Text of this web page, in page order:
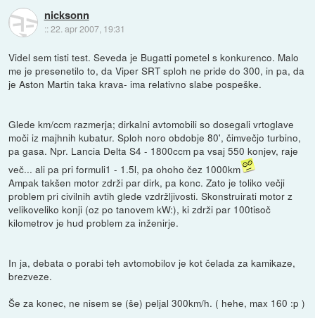
nicksonn
::22. apr 2007, 19:31
Videl sem tisti test. Seveda je Bugatti pometel s konkurenco. Malo
me je presenetilo to, da Viper SRT sploh ne pride do 300, in pa, da
je Aston Martin taka krava- ima relativno slabe pospeške.
Glede km/ccm razmerja; dirkalni avtomobili so dosegali vrtoglave
moči iz majhnih kubatur. Sploh noro obdobje 80', čimvečjo turbino,
pa gasa. Npr. Lancia Delta S4 - 1800ccm pa vsaj 550 konjev, raje
več... ali pa pri formuli1 - 1.5l, pa ohoho čez 1000km
Ampak takšen motor zdrži par dirk, pa konc. Zato je toliko večji
problem pri civilnih avtih glede vzdržljivosti. Skonstruirati motor z
velikoveliko konji (oz po tanovem kW:), ki zdrži par 100tisoč
kilometrov je hud problem za inženirje.
In ja, debata o porabi teh avtomobilov je kot čelada za kamikaze,
brezveze.
Še za konec, ne nisem se (še) peljal 300km/h. ( hehe, max 160 :p )